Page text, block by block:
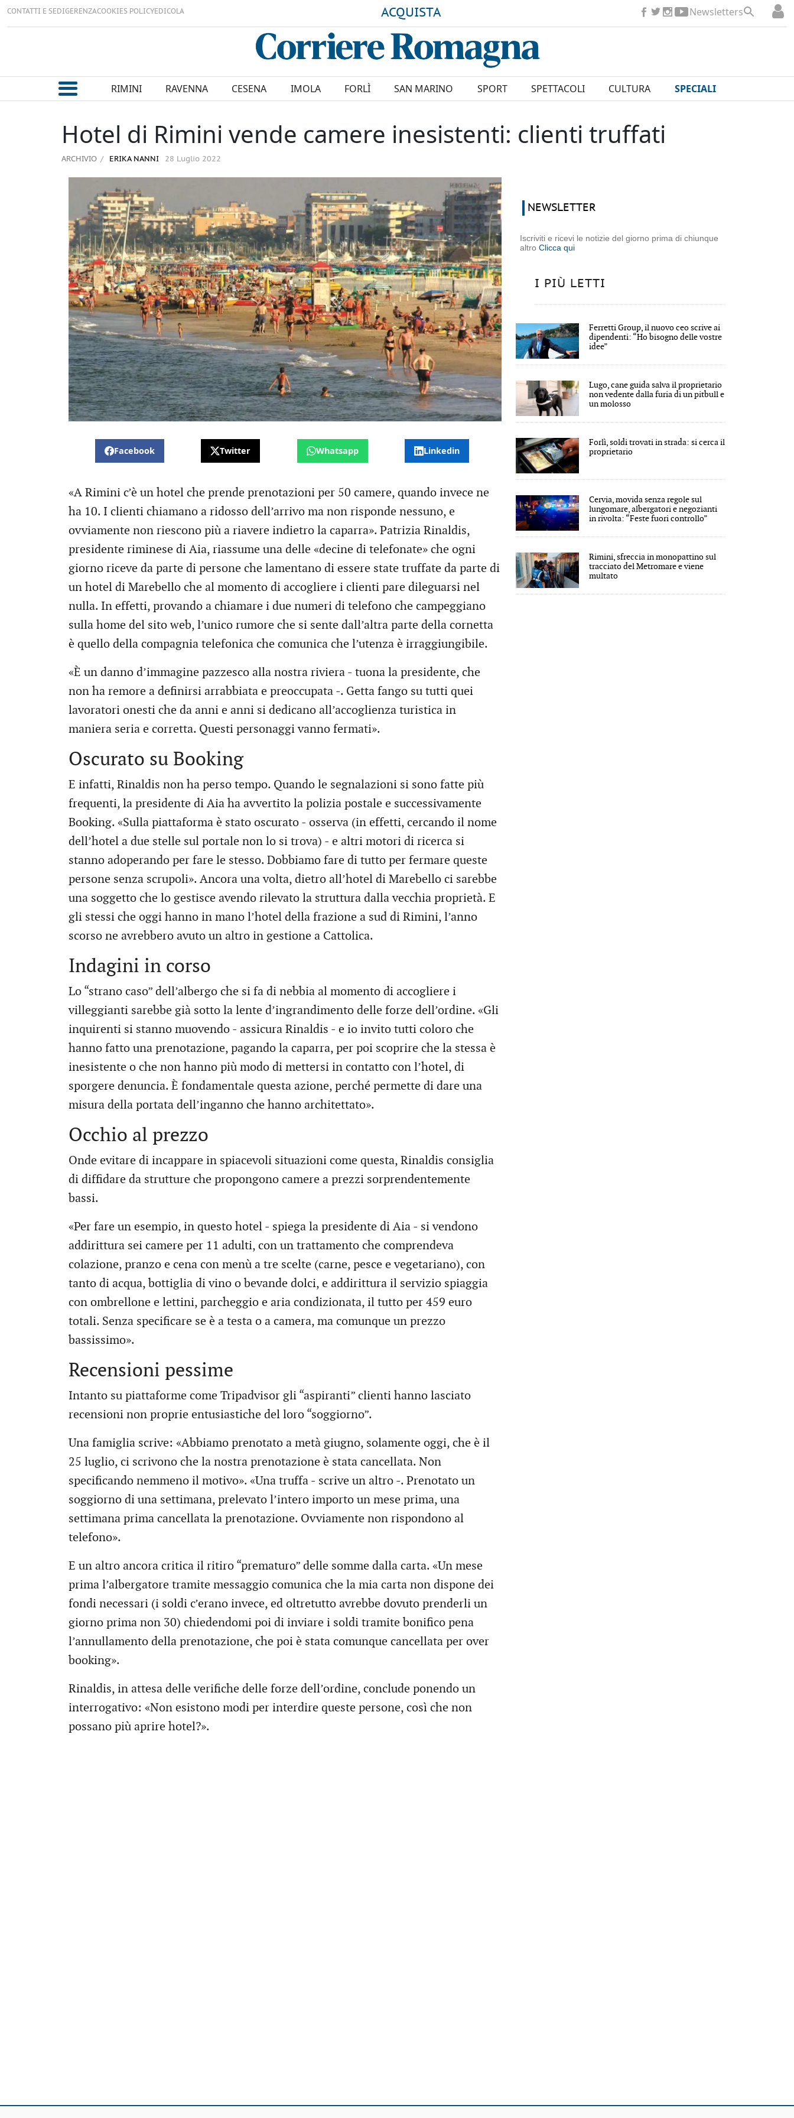
CONTATTI E SEDIGERENZACOOKIES POLICYEDICOLA ACQUISTA Newsletters
RIMINI RAVENNA CESENA IMOLA FORLÌ SAN MARINO SPORT SPETTACOLI CULTURA SPECIALI
Hotel di Rimini vende camere inesistenti: clienti truffati
ARCHIVIO ERIKA NANNI 28 Luglio 2022
Facebook Twitter Whatsapp Linkedin
«A Rimini c’è un hotel che prende prenotazioni per 50 camere, quando invece ne
ha 10. I clienti chiamano a ridosso dell’arrivo ma non risponde nessuno, e
ovviamente non riescono più a riavere indietro la caparra». Patrizia Rinaldis,
presidente riminese di Aia, riassume una delle «decine di telefonate» che ogni
giorno riceve da parte di persone che lamentano di essere state truffate da parte di
un hotel di Marebello che al momento di accogliere i clienti pare dileguarsi nel
nulla. In effetti, provando a chiamare i due numeri di telefono che campeggiano
sulla home del sito web, l’unico rumore che si sente dall’altra parte della cornetta
è quello della compagnia telefonica che comunica che l’utenza è irraggiungibile.
«È un danno d’immagine pazzesco alla nostra riviera - tuona la presidente, che
non ha remore a definirsi arrabbiata e preoccupata -. Getta fango su tutti quei
lavoratori onesti che da anni e anni si dedicano all’accoglienza turistica in
maniera seria e corretta. Questi personaggi vanno fermati».
Oscurato su Booking
E infatti, Rinaldis non ha perso tempo. Quando le segnalazioni si sono fatte più
frequenti, la presidente di Aia ha avvertito la polizia postale e successivamente
Booking. «Sulla piattaforma è stato oscurato - osserva (in effetti, cercando il nome
dell’hotel a due stelle sul portale non lo si trova) - e altri motori di ricerca si
stanno adoperando per fare le stesso. Dobbiamo fare di tutto per fermare queste
persone senza scrupoli». Ancora una volta, dietro all’hotel di Marebello ci sarebbe
una soggetto che lo gestisce avendo rilevato la struttura dalla vecchia proprietà. E
gli stessi che oggi hanno in mano l’hotel della frazione a sud di Rimini, l’anno
scorso ne avrebbero avuto un altro in gestione a Cattolica.
Indagini in corso
Lo “strano caso” dell’albergo che si fa di nebbia al momento di accogliere i
villeggianti sarebbe già sotto la lente d’ingrandimento delle forze dell’ordine. «Gli
inquirenti si stanno muovendo - assicura Rinaldis - e io invito tutti coloro che
hanno fatto una prenotazione, pagando la caparra, per poi scoprire che la stessa è
inesistente o che non hanno più modo di mettersi in contatto con l’hotel, di
sporgere denuncia. È fondamentale questa azione, perché permette di dare una
misura della portata dell’inganno che hanno architettato».
Occhio al prezzo
Onde evitare di incappare in spiacevoli situazioni come questa, Rinaldis consiglia
di diffidare da strutture che propongono camere a prezzi sorprendentemente
bassi.
«Per fare un esempio, in questo hotel - spiega la presidente di Aia - si vendono
addirittura sei camere per 11 adulti, con un trattamento che comprendeva
colazione, pranzo e cena con menù a tre scelte (carne, pesce e vegetariano), con
tanto di acqua, bottiglia di vino o bevande dolci, e addirittura il servizio spiaggia
con ombrellone e lettini, parcheggio e aria condizionata, il tutto per 459 euro
totali. Senza specificare se è a testa o a camera, ma comunque un prezzo
bassissimo».
Recensioni pessime
Intanto su piattaforme come Tripadvisor gli “aspiranti” clienti hanno lasciato
recensioni non proprie entusiastiche del loro “soggiorno”.
Una famiglia scrive: «Abbiamo prenotato a metà giugno, solamente oggi, che è il
25 luglio, ci scrivono che la nostra prenotazione è stata cancellata. Non
specificando nemmeno il motivo». «Una truffa - scrive un altro -. Prenotato un
soggiorno di una settimana, prelevato l’intero importo un mese prima, una
settimana prima cancellata la prenotazione. Ovviamente non rispondono al
telefono».
E un altro ancora critica il ritiro “prematuro” delle somme dalla carta. «Un mese
prima l’albergatore tramite messaggio comunica che la mia carta non dispone dei
fondi necessari (i soldi c’erano invece, ed oltretutto avrebbe dovuto prenderli un
giorno prima non 30) chiedendomi poi di inviare i soldi tramite bonifico pena
l’annullamento della prenotazione, che poi è stata comunque cancellata per over
booking».
Rinaldis, in attesa delle verifiche delle forze dell’ordine, conclude ponendo un
interrogativo: «Non esistono modi per interdire queste persone, così che non
possano più aprire hotel?».
NEWSLETTER
Iscriviti e ricevi le notizie del giorno prima di chiunque
altroClicca qui
I PIÙ LETTI
Ferretti Group, il nuovo ceo scrive ai
dipendenti: “Ho bisogno delle vostre
idee”
Lugo, cane guida salva il proprietario
non vedente dalla furia di un pitbull e
un molosso
Forlì, soldi trovati in strada: si cerca il
proprietario
Cervia, movida senza regole sul
lungomare, albergatori e negozianti
in rivolta: “Feste fuori controllo”
Rimini, sfreccia in monopattino sul
tracciato del Metromare e viene
multato